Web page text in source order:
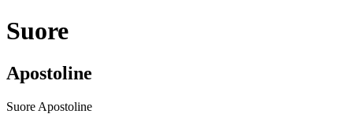
Suore
Apostoline
Suore Apostoline